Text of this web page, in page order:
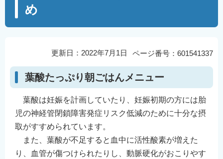
め
ページ番号：601541337
更新日：2022年7月1日
葉酸たっぷり朝ごはんメニュー
葉酸は妊娠を計画していたり、妊娠初期の方には胎
児の神経管閉鎖障害発症リスク低減のために十分な摂
取がすすめられています。
また、葉酸が不足すると血中に活性酸素が増えた
り、血管が傷つけられたりし、動脈硬化がおこりやす